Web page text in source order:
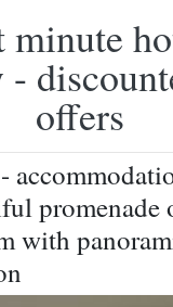
offers
with